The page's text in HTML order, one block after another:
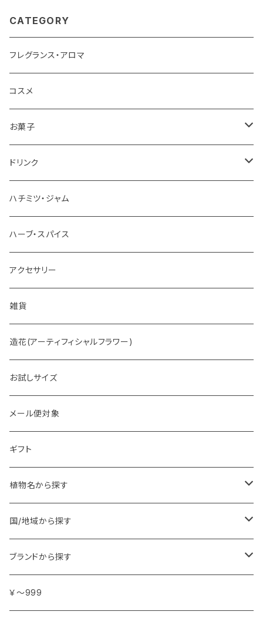
CATEGORY
フレグランス・アロマ
コスメ
お菓子
チョコレート
ドリンク
お茶
ホットチョコレート
ハチミツ・ジャム
ハーブ・スパイス
アクセサリー
雑貨
造花(アーティフィシャルフラワー)
お試しサイズ
メール便対象
ギフト
植物名から探す
ア行
アンジェリカ
イランイラン
カ行
ガーデニア (クチナシ)
サ行
国/地域から探す
ヨーロッパ
フランス
アフリカ
ブランドから探す
アトリエ・ボヌール・ドゥ・ジュール
￥～999